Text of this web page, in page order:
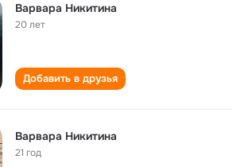
Варвара Никитина
20 лет
Добавить в друзья
Варвара Никитина
21 год